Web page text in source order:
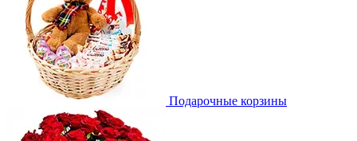
Подарочные корзины